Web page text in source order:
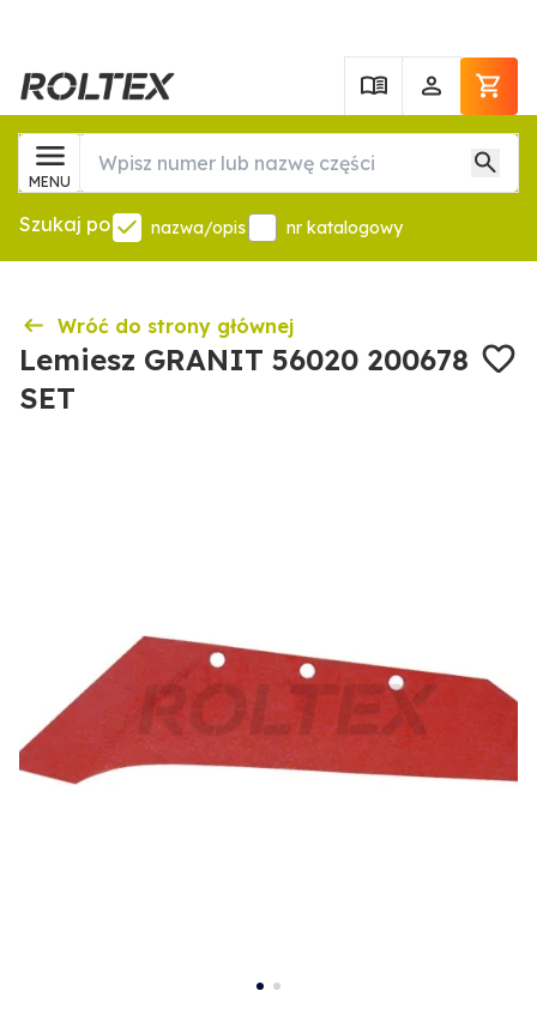
MENU
Szukaj po nazwa/opis nr katalogowy
Wróć do strony głównej
Lemiesz GRANIT 56020 200678
SET